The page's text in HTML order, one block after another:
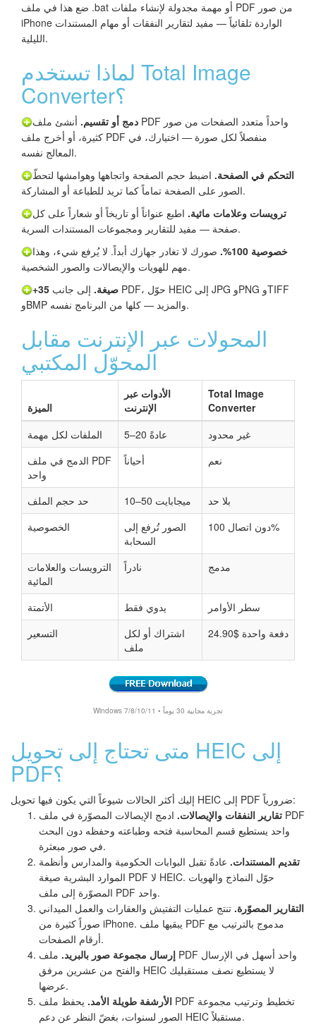
ضع هذا في ملف ‎.bat أو مهمة مجدولة لإنشاء ملفات PDF من صور
iPhone الواردة تلقائياً — مفيد لتقارير النفقات أو مهام المستندات
الليلية.
لماذا تستخدم Total Image
Converter؟
دمج أو تقسيم. أنشئ ملف PDF واحداً متعدد الصفحات من صور
كثيرة، أو أخرج ملف PDF منفصلاً لكل صورة — اختيارك، في
المعالج نفسه.
التحكم في الصفحة. اضبط حجم الصفحة واتجاهها وهوامشها لتحطّ
الصور على الصفحة تماماً كما تريد للطباعة أو المشاركة.
ترويسات وعلامات مائية. اطبع عنواناً أو تاريخاً أو شعاراً على كل
صفحة — مفيد للتقارير ومجموعات المستندات السرية.
خصوصية 100%.
صورك لا تغادر جهازك أبداً. لا يُرفع شيء، وهذا
مهم للهويات والإيصالات والصور الشخصية.
+35 صيغة. إلى جانب PDF، حوّل HEIC إلى JPG وPNG وTIFF
وBMP والمزيد — كلها من البرنامج نفسه.
المحولات عبر الإنترنت مقابل
المحوّل المكتبي
الميزة
الأدوات عبر
الإنترنت
Total Image
Converter
الملفات لكل مهمة
5–20 عادةً
غير محدود
الدمج في ملف PDF
واحد
أحياناً نعم
حد حجم الملف 10–50 ميجابايت
بلا حد
الخصوصية
الصور تُرفع إلى
السحابة
دون اتصال 100%
الترويسات والعلامات
المائية
نادراً مدمج
الأتمتة يدوي فقط
سطر الأوامر
التسعير
اشتراك أو لكل
ملف
دفعة واحدة $24.90
Windows 7/8/10/11 • تجربة مجانية 30 يوماً
متى تحتاج إلى تحويل HEIC إلى
PDF؟
إليك أكثر الحالات شيوعاً التي يكون فيها تحويل HEIC إلى PDF ضرورياً:
تقارير النفقات والإيصالات. ادمج الإيصالات المصوّرة في ملف PDF
واحد يستطيع قسم المحاسبة فتحه وطباعته وحفظه دون البحث
في صور مبعثرة.
تقديم المستندات. عادةً تقبل البوابات الحكومية والمدارس وأنظمة
الموارد البشرية صيغة PDF لا HEIC. حوّل النماذج والهويات
المصوّرة إلى ملف PDF واحد.
التقارير المصوّرة. تنتج عمليات التفتيش والعقارات والعمل الميداني
صوراً كثيرة من iPhone. يبقيها ملف PDF مدموج بالترتيب مع
أرقام الصفحات.
إرسال مجموعة صور بالبريد. ملف PDF واحد أسهل في الإرسال
والفتح من عشرين مرفق HEIC لا يستطيع نصف مستقبليك
عرضها.
الأرشفة طويلة الأمد. يحفظ ملف PDF تخطيط وترتيب مجموعة
الصور لسنوات، بغضّ النظر عن دعم HEIC مستقبلاً.